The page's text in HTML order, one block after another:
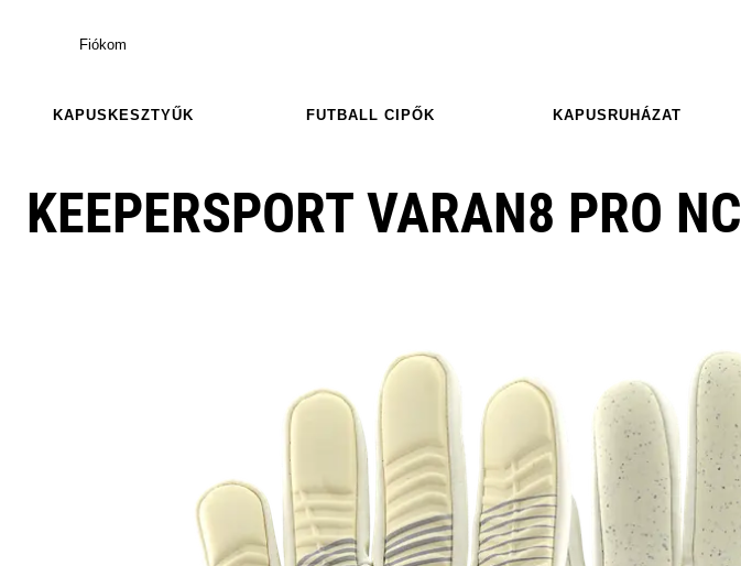
Fiókom
KAPUSKESZTYŰK FUTBALL CIPŐK KAPUSRUHÁZAT
KEEPERSPORT VARAN8 PRO NC